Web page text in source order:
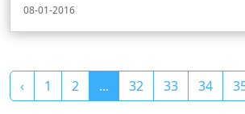
08-01-2016
‹ 1 2 ... 32 33 34